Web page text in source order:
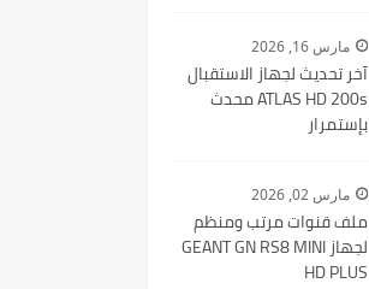
مارس 16, 2026
آخر تحديث لجهاز الاستقبال
ATLAS HD 200s محدث
بإستمرار
مارس 02, 2026
ملف قنوات مرتب ومنظم
لجهاز GEANT GN RS8 MINI
HD PLUS